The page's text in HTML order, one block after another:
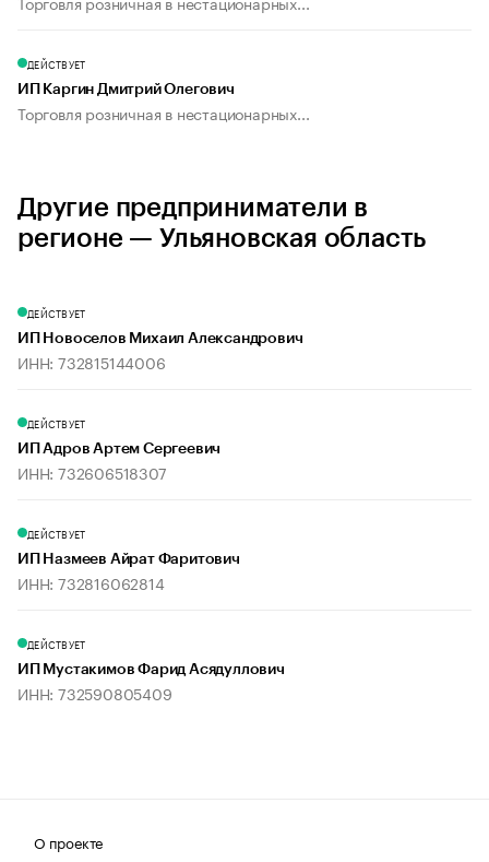
ДЕЙСТВУЕТ
ИП Каргин Дмитрий Олегович
Торговля розничная в нестационарных...
Другие предприниматели в
регионе — Ульяновская область
ДЕЙСТВУЕТ
ИП Новоселов Михаил Александрович
ИНН: 732815144006
ДЕЙСТВУЕТ
ИП Адров Артем Сергеевич
ИНН: 732606518307
ДЕЙСТВУЕТ
ИП Назмеев Айрат Фаритович
ИНН: 732816062814
ДЕЙСТВУЕТ
ИП Мустакимов Фарид Асядуллович
ИНН: 732590805409
О проекте